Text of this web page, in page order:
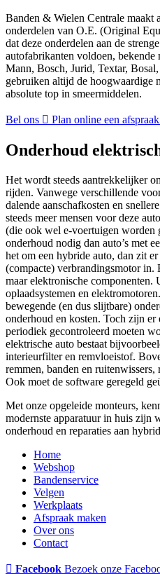
Banden & Wielen Centrale maakt
onderdelen van O.E. (Original
dat deze onderdelen aan de
autofabrikanten voldoen,
Mann, Bosch, Jurid, Textar,
gebruiken altijd de hoogwaardige
absolute top in smeermiddelen.
Bel ons Plan online een afspraak
Onderhoud
Het wordt steeds aantrekkelijker
rijden. Vanwege verschillende
dalende aanschafkosten en
steeds meer mensen voor deze
(die ook wel e-voertuigen worden
onderhoud nodig dan auto’s met
het om een hybride auto, dan zit
(compacte) verbrandingsmotor in.
maar elektronische componenten.
oplaadsystemen en
bewegende (en dus slijtbare)
onderhoud en kosten. Toch zijn er
periodiek gecontroleerd moeten
elektrische auto bestaat
interieurfilter en remvloeistof.
remmen, banden en
Ook moet de software geregeld
Met onze opgeleide monteurs,
modernste apparatuur in huis
onderhoud en reparaties aan
Home
Webshop
Bandenservice
Velgen
Werkplaats
Afspraak maken
Over ons
Contact
Facebook Bezoek onze